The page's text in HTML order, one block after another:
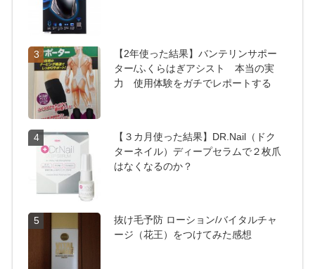
3
【2年使った結果】バンテリンサポー
ター/ふくらはぎアシスト 本当の実
力 使用体験をガチでレポートする
4
【３カ月使った結果】DR.Nail（ドク
ターネイル）ディープセラムで２枚爪
はなくなるのか？
5
抜け毛予防 ローション/バイタルチャ
ージ（花王）をつけてみた感想